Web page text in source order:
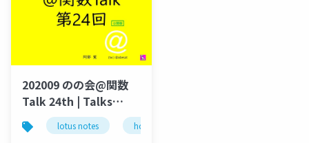
202009 のの会@関数
Talk 24th | Talks
around @Functions
in Notes and Domino
lotus notes hcl technologies